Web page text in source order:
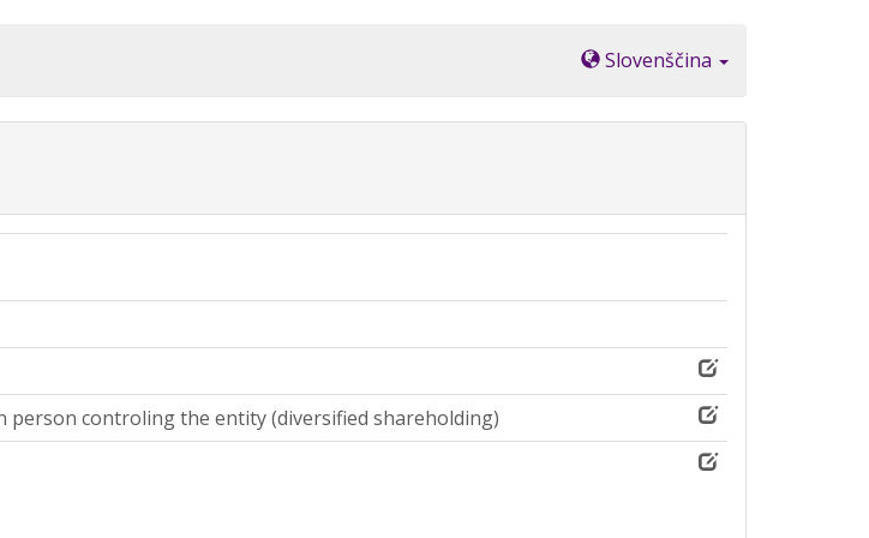
Slovenščina
person controling the entity (diversified shareholding)